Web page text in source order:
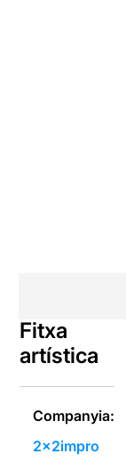
Fitxa
artística
Companyia:
2x2impro